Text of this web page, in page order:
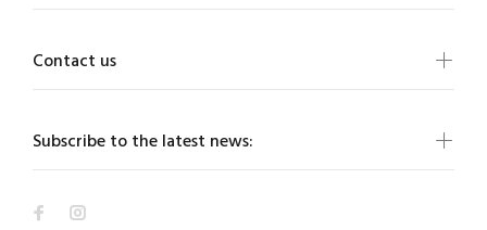
Subscribe to the latest news:
Contact us